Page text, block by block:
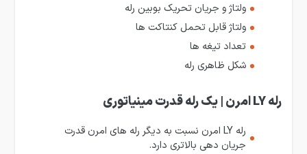
ولتاژ و جریان تحریک بوبین رله
ولتاژ قابل تحمل کنتاکت ها
تعداد تیغه ها
شکل ظاهری رله
رله LY امرن | یک رله قدرت مینیاتوری
رله LY امرن نسبت به دیگر رله های امرن قدرت
جریان دهی بالاتری دارد.